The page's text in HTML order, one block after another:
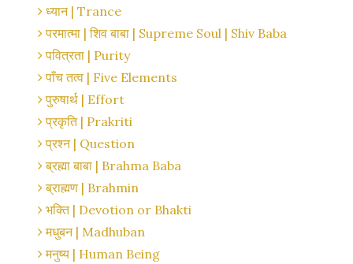
ध्यान | Trance
परमात्मा | शिव बाबा | Supreme Soul | Shiv Baba
पवित्रता | Purity
पाँच तत्व | Five Elements
पुरुषार्थ | Effort
प्रकृति | Prakriti
प्रश्न | Question
ब्रह्मा बाबा | Brahma Baba
ब्राह्मण | Brahmin
भक्ति | Devotion or Bhakti
मधुबन | Madhuban
मनुष्य | Human Being